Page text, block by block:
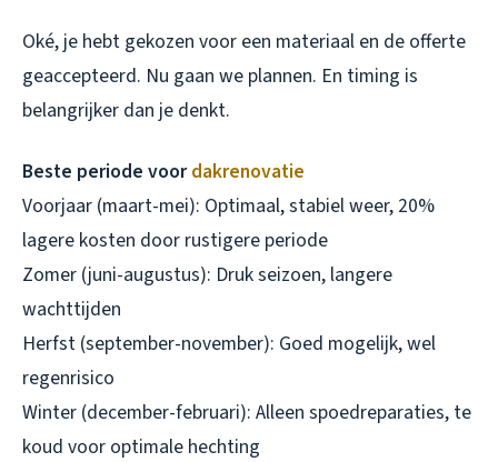
Oké, je hebt gekozen voor een materiaal en de offerte
geaccepteerd. Nu gaan we plannen. En timing is
belangrijker dan je denkt.
Beste periode voordakrenovatie
Voorjaar (maart-mei): Optimaal, stabiel weer, 20%
lagere kosten door rustigere periode
Zomer (juni-augustus): Druk seizoen, langere
wachttijden
Herfst (september-november): Goed mogelijk, wel
regenrisico
Winter (december-februari): Alleen spoedreparaties, te
koud voor optimale hechting